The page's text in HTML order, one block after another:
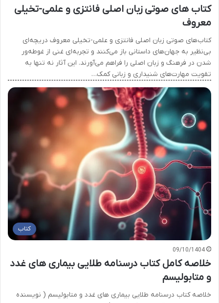
کتاب های صوتی زبان اصلی فانتزی و علمی-تخیلی
معروف
کتاب‌های صوتی زبان اصلی فانتزی و علمی-تخیلی معروف دریچه‌ای
بی‌نظیر به جهان‌های داستانی باز می‌کنند و تجربه‌ای غنی از غوطه‌ور
شدن در فرهنگ و زبان اصلی را فراهم می‌آورند. این آثار نه تنها به
تقویت مهارت‌های شنیداری و زبانی کمک…
کتاب
09/10/1404
خلاصه کامل کتاب درسنامه طلایی بیماری های غدد
و متابولیسم
خلاصه کتاب درسنامه طلایی بیماری های غدد و متابولیسم ( نویسنده